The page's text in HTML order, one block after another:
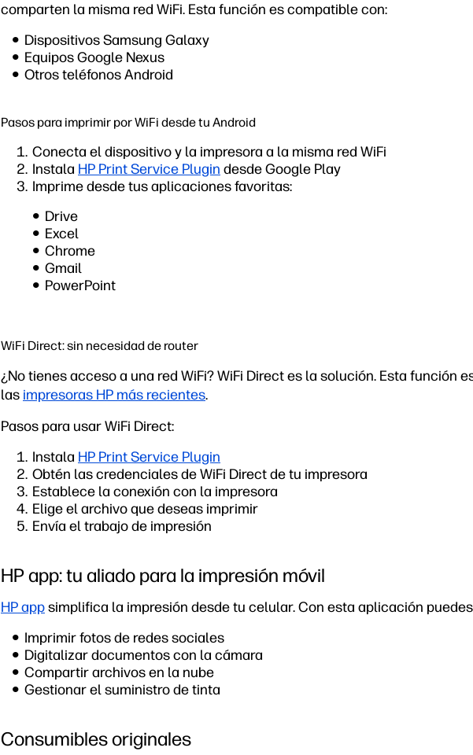
comparten la misma red WiFi. Esta función es compatible con:
Dispositivos Samsung Galaxy
Equipos Google Nexus
Otros teléfonos Android
Pasos para imprimir por WiFi desde tu Android
Conecta el dispositivo y la impresora a la misma red WiFi
Instala HP Print Service Plugin desde Google Play
Imprime desde tus aplicaciones favoritas:
Drive
Excel
Chrome
Gmail
PowerPoint
WiFi Direct: sin necesidad de router
¿No tienes acceso a una red WiFi? WiFi Direct es la solución. Esta función
las impresoras HP más recientes.
Pasos para usar WiFi Direct:
Instala HP Print Service Plugin
Obtén las credenciales de WiFi Direct de tu impresora
Establece la conexión con la impresora
Elige el archivo que deseas imprimir
Envía el trabajo de impresión
HP app: tu aliado para la impresión móvil
HP appsimplifica la impresión desde tu celular. Con esta aplicación
Imprimir fotos de redes sociales
Digitalizar documentos con la cámara
Compartir archivos en la nube
Gestionar el suministro de tinta
Consumibles originales